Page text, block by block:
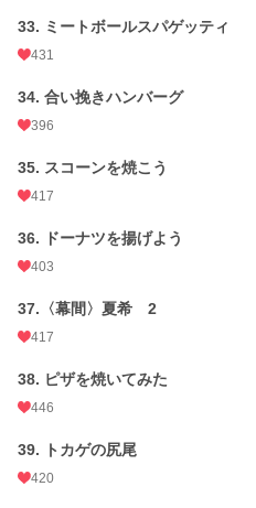
33. ミートボールスパゲッティ
431
34. 合い挽きハンバーグ
396
35. スコーンを焼こう
417
36. ドーナツを揚げよう
403
37.〈幕間〉夏希 2
417
38. ピザを焼いてみた
446
39. トカゲの尻尾
420